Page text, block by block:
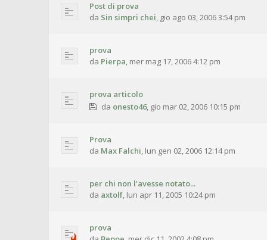
Post di prova
da Sin simpri chei, gio ago 03, 2006 3:54 pm
prova
da Pierpa, mer mag 17, 2006 4:12 pm
prova articolo
da onesto46, gio mar 02, 2006 10:15 pm
Prova
da Max Falchi, lun gen 02, 2006 12:14 pm
per chi non l'avesse notato...
da axtolf, lun apr 11, 2005 10:24 pm
prova